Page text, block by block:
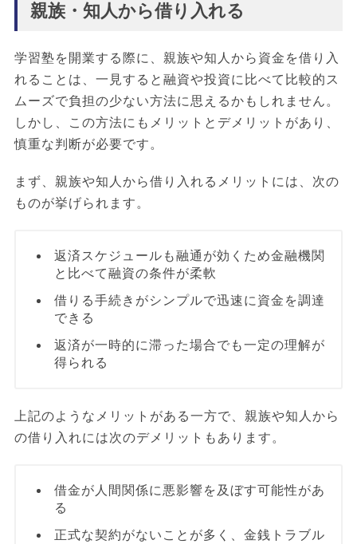
親族・知人から借り入れる
学習塾を開業する際に、親族や知人から資金を借り入
れることは、一見すると融資や投資に比べて比較的ス
ムーズで負担の少ない方法に思えるかもしれません。
しかし、この方法にもメリットとデメリットがあり、
慎重な判断が必要です。
まず、親族や知人から借り入れるメリットには、次の
ものが挙げられます。
返済スケジュールも融通が効くため金融機関
と比べて融資の条件が柔軟
借りる手続きがシンプルで迅速に資金を調達
できる
返済が一時的に滞った場合でも一定の理解が
得られる
上記のようなメリットがある一方で、親族や知人から
の借り入れには次のデメリットもあります。
借金が人間関係に悪影響を及ぼす可能性があ
る
正式な契約がないことが多く、金銭トラブル